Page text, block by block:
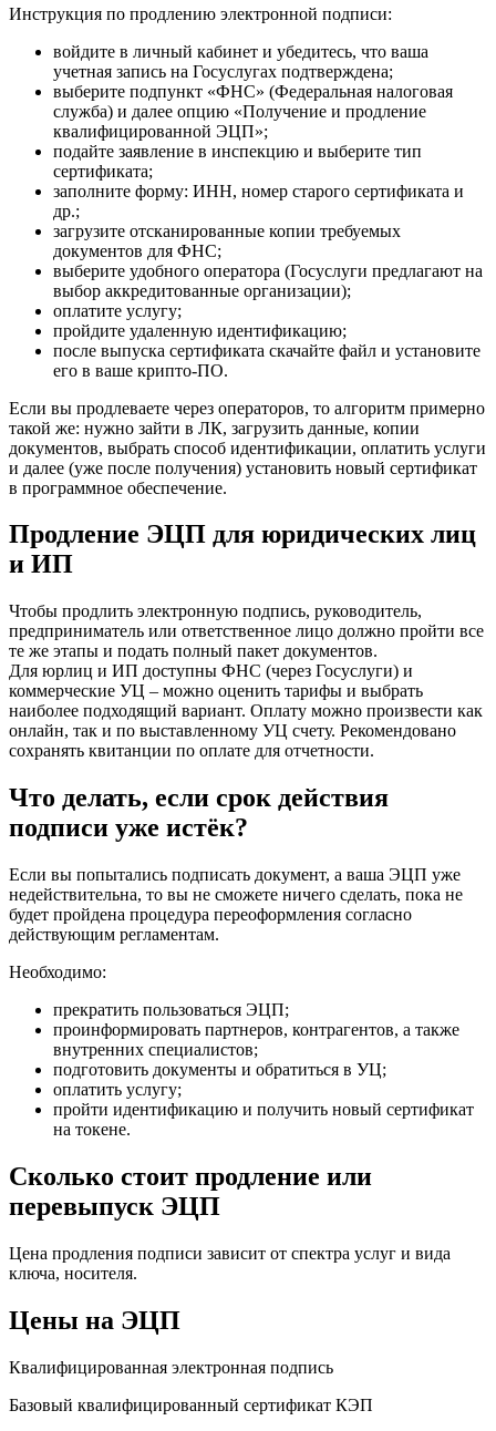
Инструкция по продлению электронной подписи:
войдите в личный кабинет и убедитесь, что ваша
учетная запись на Госуслугах подтверждена;
выберите подпункт «ФНС» (Федеральная налоговая
служба) и далее опцию «Получение и продление
квалифицированной ЭЦП»;
подайте заявление в инспекцию и выберите тип
сертификата;
заполните форму: ИНН, номер старого сертификата и
др.;
загрузите отсканированные копии требуемых
документов для ФНС;
выберите удобного оператора (Госуслуги предлагают на
выбор аккредитованные организации);
оплатите услугу;
пройдите удаленную идентификацию;
после выпуска сертификата скачайте файл и установите
его в ваше крипто-ПО.
Если вы продлеваете через операторов, то алгоритм примерно
такой же: нужно зайти в ЛК, загрузить данные, копии
документов, выбрать способ идентификации, оплатить услуги
и далее (уже после получения) установить новый сертификат
в программное обеспечение.
Продление ЭЦП для юридических лиц
и ИП
Чтобы продлить электронную подпись, руководитель,
предприниматель или ответственное лицо должно пройти все
те же этапы и подать полный пакет документов.
Для юрлиц и ИП доступны ФНС (через Госуслуги) и
коммерческие УЦ – можно оценить тарифы и выбрать
наиболее подходящий вариант. Оплату можно произвести как
онлайн, так и по выставленному УЦ счету. Рекомендовано
сохранять квитанции по оплате для отчетности.
Что делать, если срок действия
подписи уже истёк?
Если вы попытались подписать документ, а ваша ЭЦП уже
недействительна, то вы не сможете ничего сделать, пока не
будет пройдена процедура переоформления согласно
действующим регламентам.
Необходимо:
прекратить пользоваться ЭЦП;
проинформировать партнеров, контрагентов, а также
внутренних специалистов;
подготовить документы и обратиться в УЦ;
оплатить услугу;
пройти идентификацию и получить новый сертификат
на токене.
Сколько стоит продление или
перевыпуск ЭЦП
Цена продления подписи зависит от спектра услуг и вида
ключа, носителя.
Цены на ЭЦП
Квалифицированная электронная подпись
Базовый квалифицированный сертификат КЭП